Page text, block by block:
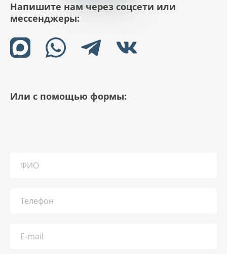
Напишите нам через соцсети или
мессенджеры:
Или с помощью формы: